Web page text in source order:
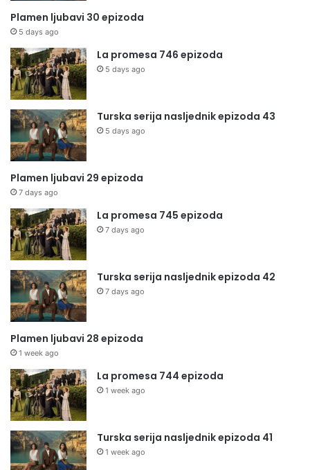
Plamen ljubavi 30 epizoda
5 days ago
La promesa 746 epizoda
5 days ago
Turska serija nasljednik epizoda 43
5 days ago
Plamen ljubavi 29 epizoda
7 days ago
La promesa 745 epizoda
7 days ago
Turska serija nasljednik epizoda 42
7 days ago
Plamen ljubavi 28 epizoda
1 week ago
La promesa 744 epizoda
1 week ago
Turska serija nasljednik epizoda 41
1 week ago